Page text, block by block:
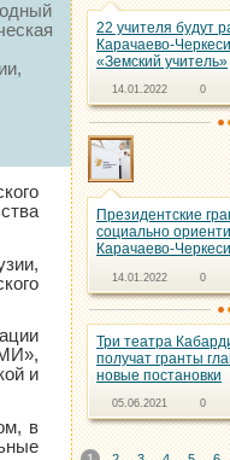
и
в
22 учителя будут
Карачаево-
«Земский учитель»
14.01.2022 0
Президентские
социально
Карачаево-
14.01.2022 0
Три театра
получат гранты
новые постановки
05.06.2021 0